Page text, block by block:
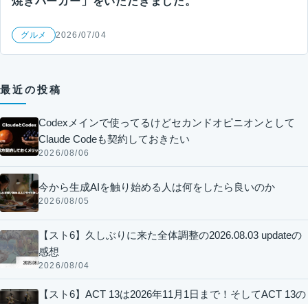
グルメ 2026/07/04
最近の投稿
Codexメインで使ってるけどセカンドオピニオンとして
Claude Codeも契約しておきたい
2026/08/06
今から生成AIを触り始める人は何をしたら良いのか
2026/08/05
【スト6】久しぶりに来た全体調整の2026.08.03 updateの
感想
2026/08/04
【スト6】ACT 13は2026年11月1日まで！そしてACT 13の